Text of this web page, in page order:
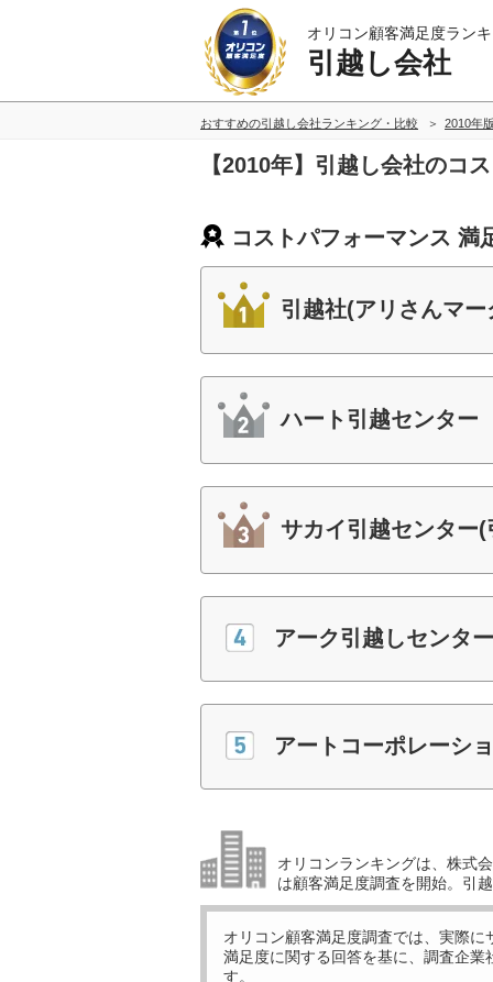
オリコン顧客満足度ラン
引越し会社
おすすめの引越し会社ランキング・比較 2010年
【2010年】引越し会社のコ
コストパフォーマンス 満
引越社(アリさんマ
ハート引越センター
サカイ引越センター
アーク引越しセンタ
アートコーポレーシ
オリコンランキングは、株式
は顧客満足度調査を開始。引
オリコン顧客満足度調査では、実際に
満足度に関する回答を基に、調査企業
す。